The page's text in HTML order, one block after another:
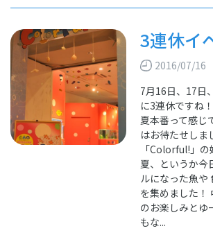
3連休イ
2016/07/16
7月16日、17日
に3連休ですね
夏本番って感じ
はお待たせし
「Colorful!」
夏、というか今
ルになった魚や
を集めました！
のお楽しみとゆ
もな...